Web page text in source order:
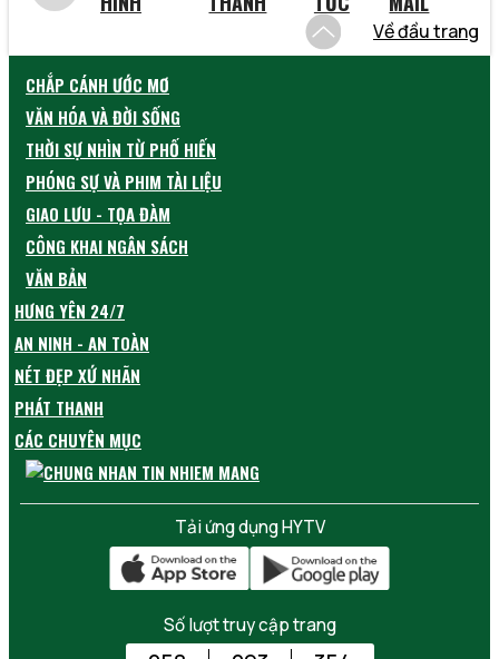
Về đầu trang
CHẮP CÁNH ƯỚC MƠ
VĂN HÓA VÀ ĐỜI SỐNG
THỜI SỰ NHÌN TỪ PHỐ HIẾN
PHÓNG SỰ VÀ PHIM TÀI LIỆU
GIAO LƯU - TỌA ĐÀM
CÔNG KHAI NGÂN SÁCH
VĂN BẢN
HƯNG YÊN 24/7
AN NINH - AN TOÀN
NÉT ĐẸP XỨ NHÃN
PHÁT THANH
CÁC CHUYÊN MỤC
Tải ứng dụng HYTV
Số lượt truy cập trang